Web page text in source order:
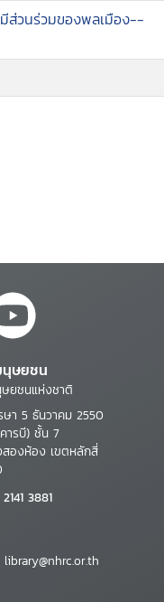
ส่วนร่วมของพลเมือง--
นุษยชน
ยชนแห่งชาติ
า 5 ธันวาคม 2550
ารบี) ชั้น 7
องห้อง เขตหลักสี่
3881
library@nhrc.or.th